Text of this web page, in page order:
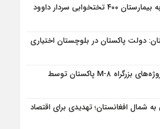
تبدیل مقر ناتو در کابل به بیمارستان ۴۰۰ تختخوابی سردار داوود
دولت پاکستان در بلوچستان اختیاری
نگرانی چین از ناامنی پروژه‌های بزرگراه M-8 پاکستان توسط
شمال افغانستان؛ تهدیدی برای اقتصاد